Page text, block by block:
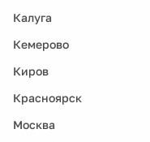
Калуга
Кемерово
Киров
Красноярск
Москва